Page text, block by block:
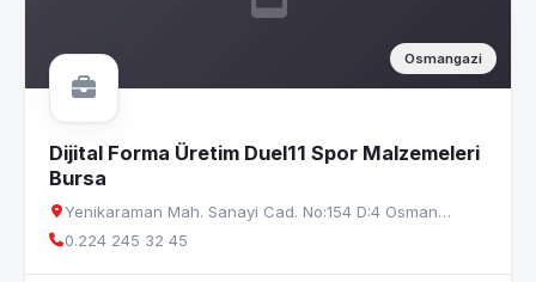
Osmangazi
Dijital Forma Üretim Duel11 Spor Malzemeleri
Bursa
Yenikaraman Mah. Sanayi Cad. No:154 D:4 Osman…
0.224 245 32 45